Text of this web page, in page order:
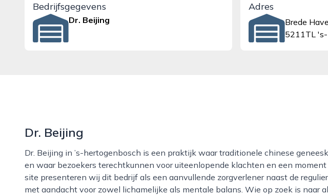
Bedrijfsgegevens
Dr. Beijing
Adres
Brede
5211TL
Dr. Beijing
Dr. Beijing in ’s-hertogenbosch is een praktijk waar traditionele chinese geneeskunde centraal staat
en waar bezoekers terechtkunnen voor uiteenlopende klachten en een moment
site presenteren wij dit bedrijf als een aanvullende zorgverlener naast de
met aandacht voor zowel lichamelijke als mentale balans. Wie op zoek is naar